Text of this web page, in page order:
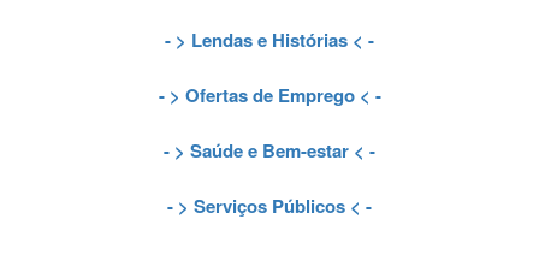
- > Lendas e Histórias < -
- > Ofertas de Emprego< -
- > Saúde e Bem-estar < -
- > Serviços Públicos < -